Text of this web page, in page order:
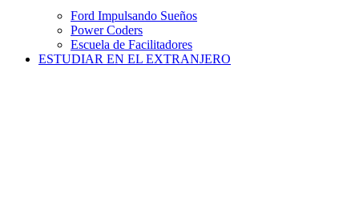
Ford Impulsando Sueños
Power Coders
Escuela de Facilitadores
ESTUDIAR EN EL EXTRANJERO